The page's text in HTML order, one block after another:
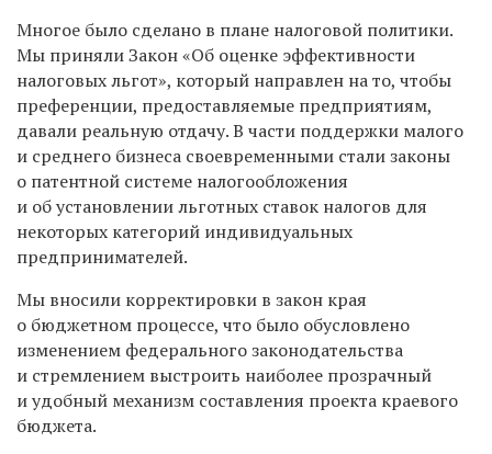
Многое было сделано в плане налоговой политики.
Мы приняли Закон «Об оценке эффективности
налоговых льгот», который направлен на то, чтобы
преференции, предоставляемые предприятиям,
давали реальную отдачу. В части поддержки малого
и среднего бизнеса своевременными стали законы
о патентной системе налогообложения
и об установлении льготных ставок налогов для
некоторых категорий индивидуальных
предпринимателей.
Мы вносили корректировки в закон края
о бюджетном процессе, что было обусловлено
изменением федерального законодательства
и стремлением выстроить наиболее прозрачный
и удобный механизм составления проекта краевого
бюджета.